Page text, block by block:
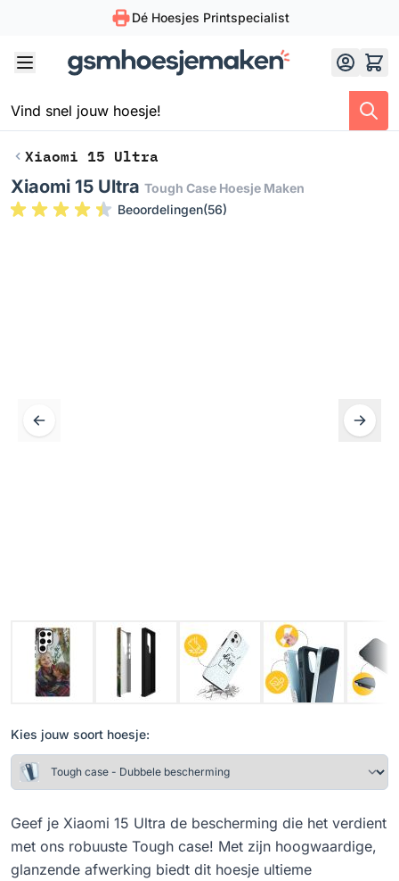
Dé Hoesjes Printspecialist
Xiaomi 15 Ultra
Xiaomi 15 Ultra Tough Case Hoesje Maken
Beoordelingen(56)
Kies jouw soort hoesje:
Geef je Xiaomi 15 Ultra de bescherming die het verdient
met ons robuuste Tough case! Met zijn hoogwaardige,
glanzende afwerking biedt dit hoesje ultieme